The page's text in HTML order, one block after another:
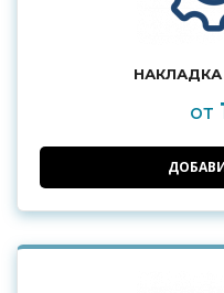
от